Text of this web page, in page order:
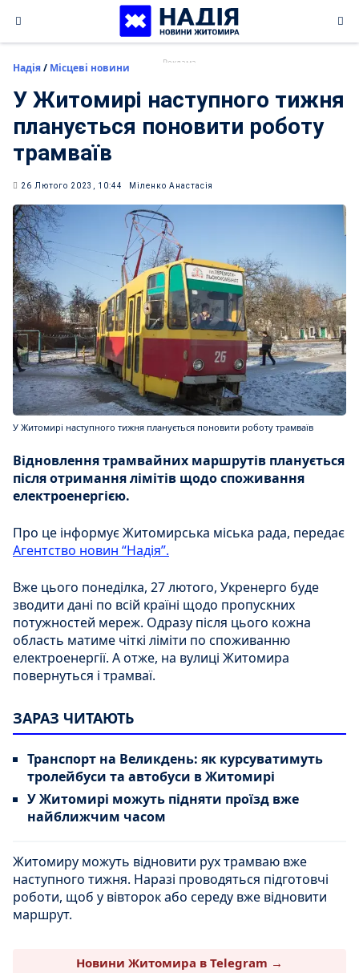
content
Надія/ Місцеві новини
У Житомирі наступного тижня
планується поновити роботу
трамваїв
26 Лютого 2023, 10:44 Міленко Анастасія
У Житомирі наступного тижня планується поновити роботу трамваїв
Відновлення трамвайних маршрутів планується
після отримання лімітів щодо споживання
електроенергією.
Про це інформує Житомирська міська рада, передає
Агентство новин “Надія”.
Вже цього понеділка, 27 лютого, Укренерго буде
зводити дані по всій країні щодо пропускних
потужностей мереж. Одразу після цього кожна
область матиме чіткі ліміти по споживанню
електроенергії. А отже, на вулиці Житомира
повернуться і трамваї.
ЗАРАЗ ЧИТАЮТЬ
Транспорт на Великдень: як курсуватимуть
тролейбуси та автобуси в Житомирі
У Житомирі можуть підняти проїзд вже
найближчим часом
Житомиру можуть відновити рух трамваю вже
наступного тижня. Наразі проводяться підготовчі
роботи, щоб у вівторок або середу вже відновити
маршрут.
Новини Житомира в Telegram →